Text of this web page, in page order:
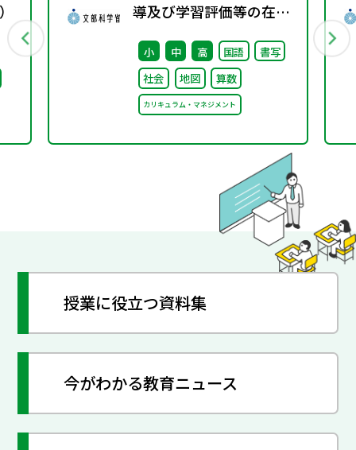
導及び学習評価等の在り
方に関する有識者検討会
の論点整理を掲載しまし
た
小 中 高 国語
書写
社会
地図 算数
カリキュラム・マネジメント
授業に役立つ資料集
今がわかる教育ニュース